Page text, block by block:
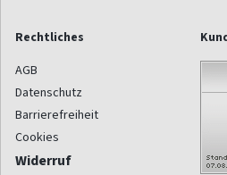
Rechtliches
AGB
Datenschutz
Barrierefreiheit
Cookies
Widerruf